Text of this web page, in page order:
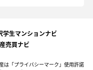
学生マンションナビ
売買ナビ
は「プライバシーマーク」 使用許諾